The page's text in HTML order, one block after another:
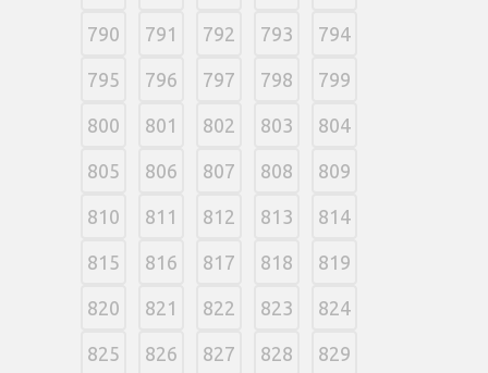
790 791 792 793 794
795 796 797 798 799
800 801 802 803 804
805 806 807 808 809
810 811 812 813 814
815 816 817 818 819
820 821 822 823 824
825 826 827 828 829